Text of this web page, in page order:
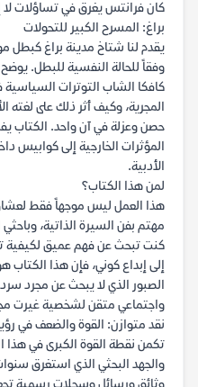
كان فرانتس يغرق في تساؤلات لا
براغ: المسرح الكبير للتحولات
يقدم لنا شتاخ مدينة براغ كبطل
وفقاً للحالة النفسية للبطل.
كافكا الشاب التوترات السياسية
المجرية، وكيف أثر ذلك على لغته
حصن وعزلة في آن واحد. الكتاب
المؤثرات الخارجية إلى كوابيس
الأدبية.
لمن هذا الكتاب؟
هذا العمل ليس موجهاً فقط
مهتم بفن السيرة الذاتية، وباحثي
كنت تبحث عن فهم عميق لكيفية
إلى إبداع كوني، فإن هذا الكتاب
الصبور الذي لا يبحث عن مجرد
واجتماعي متقن لشخصية غيرت
نقد متوازن: القوة والضعف في
تكمن نقطة القوة الكبرى في هذا
والجهد البحثي الذي استغرق